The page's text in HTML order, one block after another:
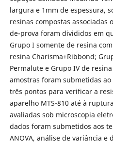
largura e 1mm de espessura,
resinas compostas associadas
de-prova foram divididos em
Grupo I somente de resina
resina Charisma+Ribbond;
Permalute e Grupo IV de
amostras foram submetidas
três pontos para verificar a
aparelho MTS-810 até à
avaliadas sob microscopia
dados foram submetidos aos
ANOVA, análise de variância e